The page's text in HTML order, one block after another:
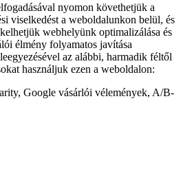
nyomon követhetjük a
viselkedést a weboldalunkon belül, és
webhelyünk optimalizálása és
élmény folyamatos javítása
az alábbi, harmadik féltől
használjuk ezen a weboldalon:
Google vásárlói vélemények, A/B-